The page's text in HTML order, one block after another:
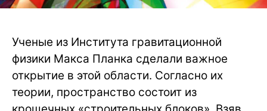
Ученые из Института гравитационной
физики Макса Планка сделали важное
открытие в этой области. Согласно их
теории, пространство состоит из